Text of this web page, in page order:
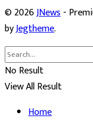
© 2026JNews-
byJegtheme.
No Result
View All Result
Home